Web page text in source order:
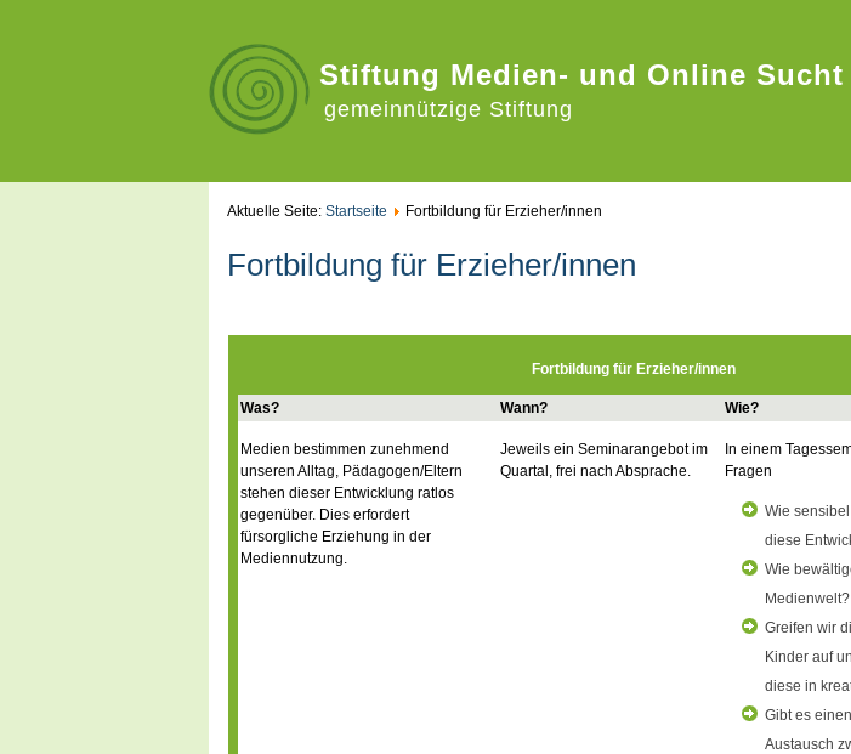
Stiftung Medien- und Online Sucht
gemeinnützige Stiftung
Aktuelle Seite: Startseite Fortbildung für Erzieher/innen
Fortbildung für Erzieher/innen
Fortbildung für Erzieher/innen
Was? Wann? Wie?
Medien bestimmen zunehmend
unseren Alltag, Pädagogen/Eltern
stehen dieser Entwicklung ratlos
gegenüber. Dies erfordert
fürsorgliche Erziehung in der
Mediennutzung.
Jeweils ein Seminarangebot im
Quartal, frei nach Absprache.
In einem
Fragen
Wie
diese
Wie
Medienwelt?
Greifen wir
Kinder auf
diese in
Gibt es
Austausch